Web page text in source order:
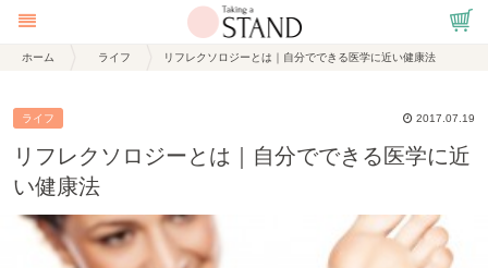
ホーム ライフ リフレクソロジーとは｜自分でできる医学に近い健康法
ライフ 2017.07.19
リフレクソロジーとは｜自分でできる医学に近
い健康法